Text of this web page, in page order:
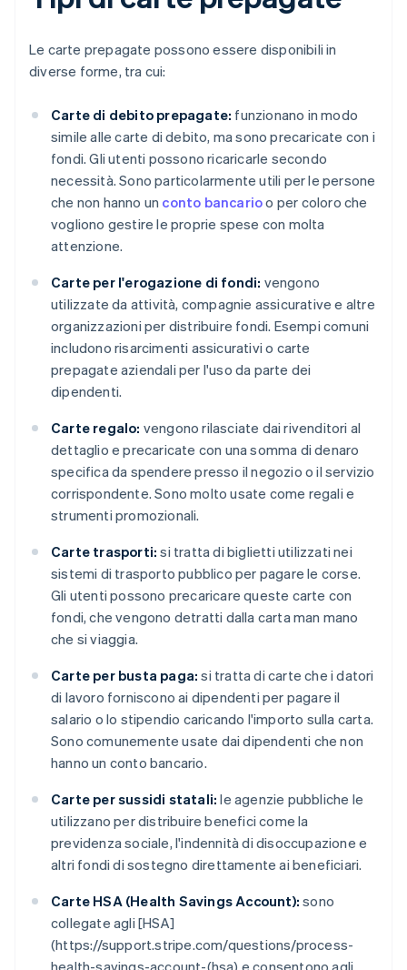
Le carte prepagate possono essere disponibili in
diverse forme, tra cui:
Carte di debito prepagate: funzionano in modo
simile alle carte di debito, ma sono precaricate con i
fondi. Gli utenti possono ricaricarle secondo
necessità. Sono particolarmente utili per le persone
che non hanno un conto bancarioo per coloro che
vogliono gestire le proprie spese con molta
attenzione.
Carte per l'erogazione di fondi: vengono
utilizzate da attività, compagnie assicurative e altre
organizzazioni per distribuire fondi. Esempi comuni
includono risarcimenti assicurativi o carte
prepagate aziendali per l'uso da parte dei
dipendenti.
Carte regalo: vengono rilasciate dai rivenditori al
dettaglio e precaricate con una somma di denaro
specifica da spendere presso il negozio o il servizio
corrispondente. Sono molto usate come regali e
strumenti promozionali.
Carte trasporti: si tratta di biglietti utilizzati nei
sistemi di trasporto pubblico per pagare le corse.
Gli utenti possono precaricare queste carte con
fondi, che vengono detratti dalla carta man mano
che si viaggia.
Carte per busta paga: si tratta di carte che i datori
di lavoro forniscono ai dipendenti per pagare il
salario o lo stipendio caricando l'importo sulla carta.
Sono comunemente usate dai dipendenti che non
hanno un conto bancario.
Carte per sussidi statali: le agenzie pubbliche le
utilizzano per distribuire benefici come la
previdenza sociale, l'indennità di disoccupazione e
altri fondi di sostegno direttamente ai beneficiari.
Carte HSA (Health Savings Account): sono
collegate agli [HSA]
(https://support.stripe.com/questions/process-